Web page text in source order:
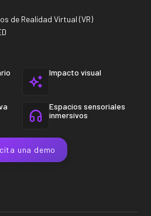
de Realidad Virtual (VR)
Impacto visual
Espacios sensoriales
inmersivos
una demo